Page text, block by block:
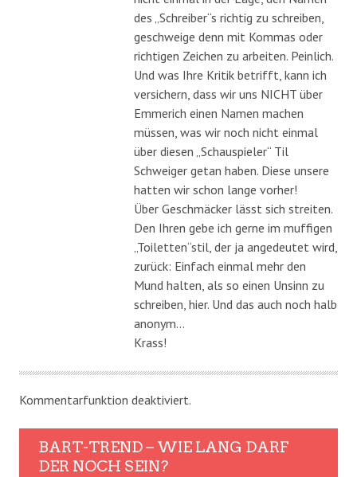
des „Schreiber“s richtig zu schreiben,
geschweige denn mit Kommas oder
richtigen Zeichen zu arbeiten. Peinlich.
Und was Ihre Kritik betrifft, kann ich
versichern, dass wir uns NICHT über
Emmerich einen Namen machen
müssen, was wir noch nicht einmal
über diesen „Schauspieler“ Til
Schweiger getan haben. Diese unsere
hatten wir schon lange vorher!
Über Geschmäcker lässt sich streiten.
Den Ihren gebe ich gerne im muffigen
„Toiletten“stil, der ja angedeutet wird,
zurück: Einfach einmal mehr den
Mund halten, als so einen Unsinn zu
schreiben, hier. Und das auch noch halb
anonym…
Krass!
Kommentarfunktion deaktiviert.
BART-TREND – WIE LANG DARF
DER NOCH SEIN?